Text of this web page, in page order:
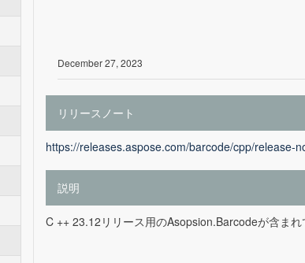
December 27, 2023
リリースノート
https://releases.aspose.com/barcode/cpp/release-
説明
C ++ 23.12リリース用のAsopsion.Barcodeが含まれ